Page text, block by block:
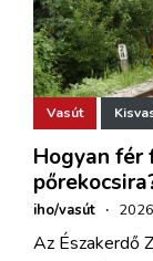
Vasút
Hogyan fér
iho/vasút ·
Az Északerdő